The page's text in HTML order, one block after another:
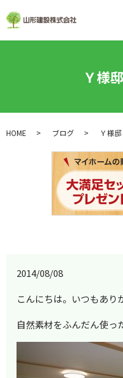
Ｙ様
HOME ブログ Ｙ様
2014/08/08
こんにちは。いつもあり
自然素材をふんだん使っ